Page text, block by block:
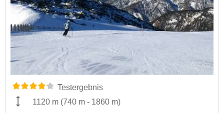
Testergebnis
1120 m (740 m - 1860 m)